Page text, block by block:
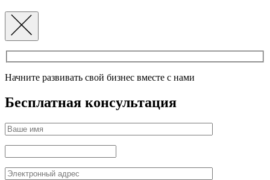
Начните развивать свой бизнес вместе с нами
Бесплатная консультация